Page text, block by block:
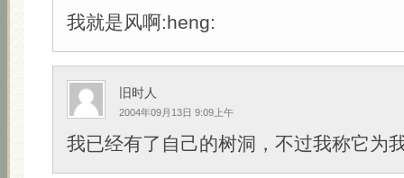
我就是风啊:heng:
旧时人
2004年09月13日 9:09上午
我已经有了自己的树洞，不过我称它为